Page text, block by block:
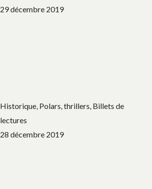
29 décembre 2019
Historique, Polars, thrillers, Billets de
lectures
28 décembre 2019